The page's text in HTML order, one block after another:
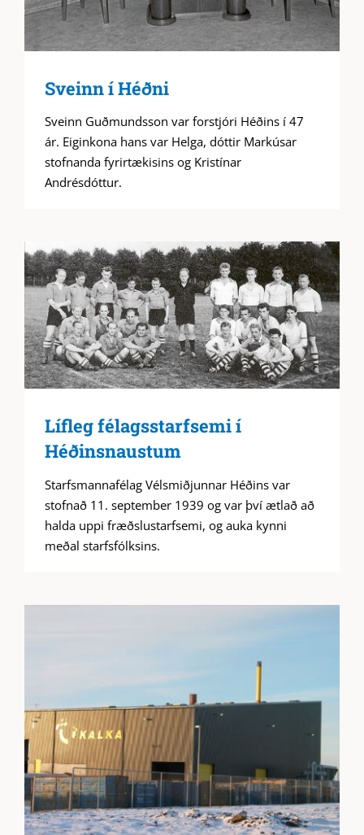
Sveinn í Héðni
Sveinn Guðmundsson var forstjóri Héðins í 47
ár. Eiginkona hans var Helga, dóttir Markúsar
stofnanda fyrirtækisins og Kristínar
Andrésdóttur.
Lífleg félagsstarfsemi í
Héðinsnaustum
Starfsmannafélag Vélsmiðjunnar Héðins var
stofnað 11. september 1939 og var því ætlað að
halda uppi fræðslustarfsemi, og auka kynni
meðal starfsfólksins.